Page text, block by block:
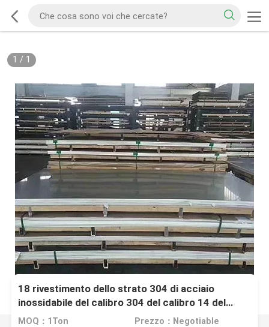
1 / 1
18 rivestimento dello strato 304 di acciaio
inossidabile del calibro 304 del calibro 14 del
calibro 16 2b Sus304
MOQ：1Ton Prezzo：Negotiable